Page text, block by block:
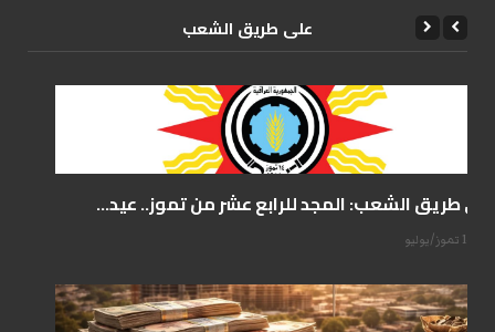
علی طریق الشعب
على طريق الشعب: المجد للرابع عشر من تموز.. عيد...
14 تموز/يوليو